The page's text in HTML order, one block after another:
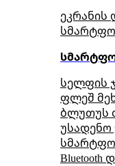
ეკრანის
სელფის
ფლეშ
ბლუთუს
უსადენო
Bluetooth